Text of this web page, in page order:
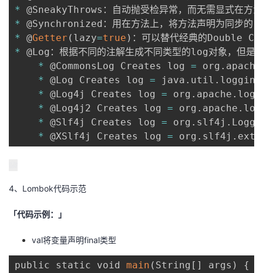
*
*
*
@Getter ( lazy=true )
*
@Log：根据不同的注解生成不同类型的log对象，但是
*
@CommonsLog Creates log = org . apache
*
@Log Creates log = java . util . logging
*
@Log4j Creates log = org . apache .
*
@Log4j2 Creates log = org . apache .
*
@Slf4j Creates log = org . slf4j .
*
@XSlf4j Creates log = org . slf4j . ext
4、Lombok代码示范
「代码示例：」
val将变量声明final类型
public static void main ( String [ ] args )
{